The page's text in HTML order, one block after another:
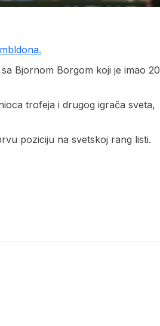
Bjornom Borgom koji je imao 20
trofeja i drugog igrača sveta,
poziciju na svetskoj rang listi.